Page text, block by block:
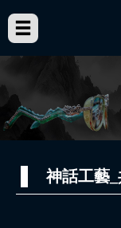
神話工藝_